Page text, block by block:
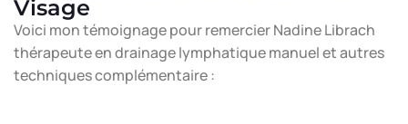
Visage
Voici mon témoignage pour remercier Nadine Librach
thérapeute en drainage lymphatique manuel et autres
techniques complémentaire :